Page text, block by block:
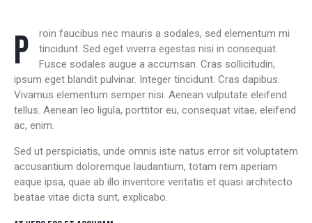
Proin faucibus nec mauris a sodales, sed elementum mi
tincidunt. Sed eget viverra egestas nisi in consequat.
Fusce sodales augue a accumsan. Cras sollicitudin,
ipsum eget blandit pulvinar. Integer tincidunt. Cras dapibus.
Vivamus elementum semper nisi. Aenean vulputate eleifend
tellus. Aenean leo ligula, porttitor eu, consequat vitae, eleifend
ac, enim.
Sed ut perspiciatis, unde omnis iste natus error sit voluptatem
accusantium doloremque laudantium, totam rem aperiam
eaque ipsa, quae ab illo inventore veritatis et quasi architecto
beatae vitae dicta sunt, explicabo.